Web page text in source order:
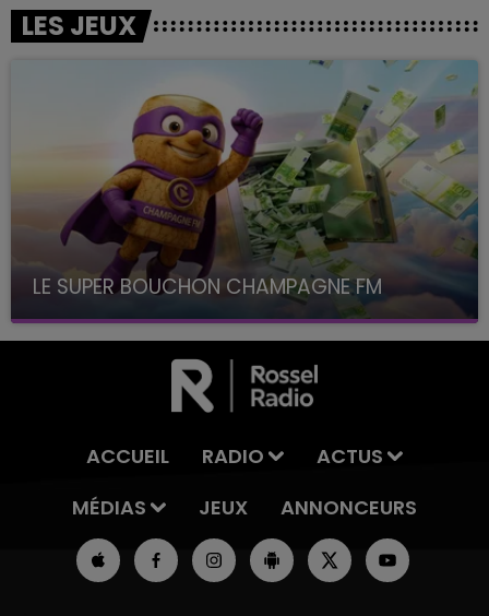
LES JEUX
LE SUPER BOUCHON CHAMPAGNE FM
avec La Famille Champagne FM, à 8H10
ACCUEIL RADIO
ACTUS
MÉDIAS
JEUX ANNONCEURS